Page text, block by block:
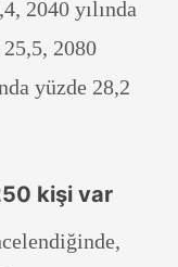
2040 yılında
2080
yüzde 28,2
kişi var